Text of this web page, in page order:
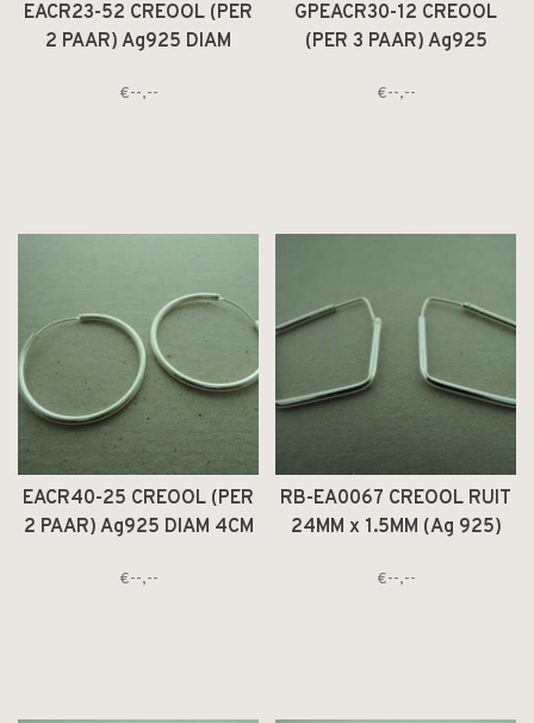
EACR23-52 CREOOL (PER
2 PAAR) Ag925 DIAM
ROND
€--,--
GPEACR30-12 CREOOL
(PER 3 PAAR) Ag925
DRAAD 1.2MM ROND
€--,--
EACR40-25 CREOOL (PER
2 PAAR) Ag925 DIAM 4CM
€--,--
RB-EA0067 CREOOL RUIT
24MM x 1.5MM (Ag 925)
€--,--